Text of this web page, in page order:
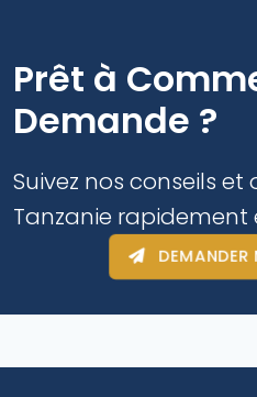
Prêt à
Demande ?
Suivez nos conseils
Tanzanie